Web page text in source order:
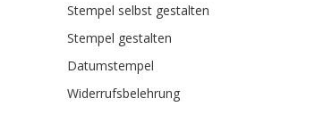
Stempel selbst gestalten
Stempel gestalten
Datumstempel
Widerrufsbelehrung